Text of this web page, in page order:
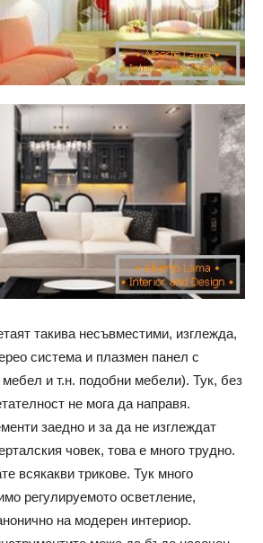
такива несъвместими, изглежда,
система и плазмен панел с
и т.н. подобни мебели). Тук, без
не мога да направя.
заедно и за да не изглеждат
човек, това е много трудно.
всякакви трикове. Тук много
регулируемото осветление,
на модерен интериор.